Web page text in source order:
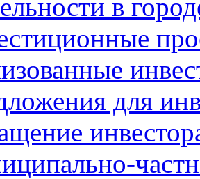
в
для